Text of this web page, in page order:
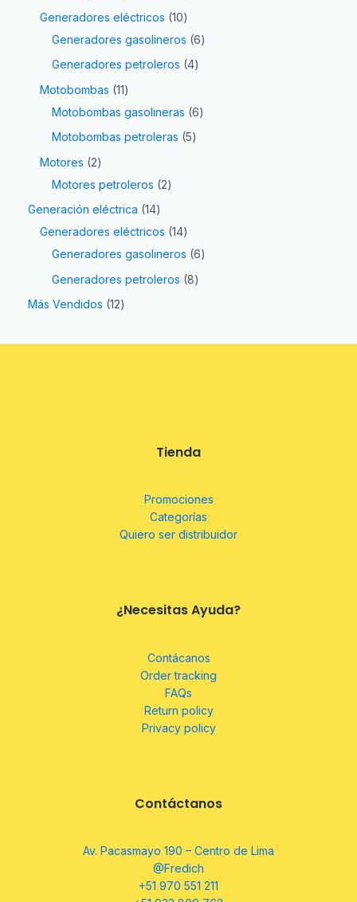
Generadores eléctricos 10
Generadores gasolineros 6
Generadores petroleros 4
Motobombas 11
Motobombas gasolineras 6
Motobombas petroleras 5
Motores
2
Motores petroleros
2
Generación eléctrica 14
Generadores eléctricos 14
Generadores gasolineros 6
Generadores petroleros 8
Más Vendidos 12
Tienda
Promociones
Categorías
Quiero ser distribuidor
¿Necesitas Ayuda?
Contácanos
Order tracking
FAQs
Return policy
Privacy policy
Contáctanos
Av. Pacasmayo 190 – Centro de Lima
@Fredich
+51 970 551 211